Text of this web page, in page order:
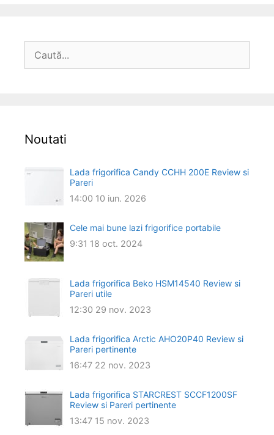
după:
Noutati
Lada frigorifica Candy CCHH 200E Review si
Pareri
14:00 10 iun. 2026
Cele mai bune lazi frigorifice portabile
9:31 18 oct. 2024
Lada frigorifica Beko HSM14540 Review si
Pareri utile
12:30 29 nov. 2023
Lada frigorifica Arctic AHO20P40 Review si
Pareri pertinente
16:47 22 nov. 2023
Lada frigorifica STARCREST SCCF1200SF
Review si Pareri pertinente
13:47 15 nov. 2023